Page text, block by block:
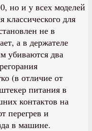
но и у всех моделей
классического для
не в
а в держателе
убиваются два
(в отличие от
питания в
контактов на
перегрев и
в машине.